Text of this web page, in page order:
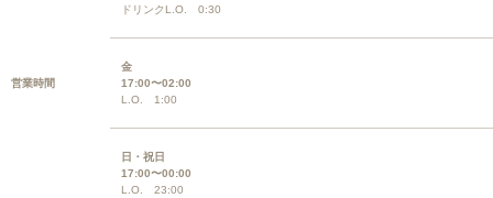
営業時間
ドリンクL.O. 0:30
金
17:00〜02:00
L.O. 1:00
日・祝日
17:00〜00:00
L.O. 23:00